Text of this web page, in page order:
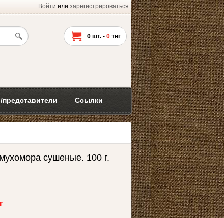
Войти или зарегистрироваться
0 шт. - 0 тнг
представители Ссылки
сушеные. 100 г.